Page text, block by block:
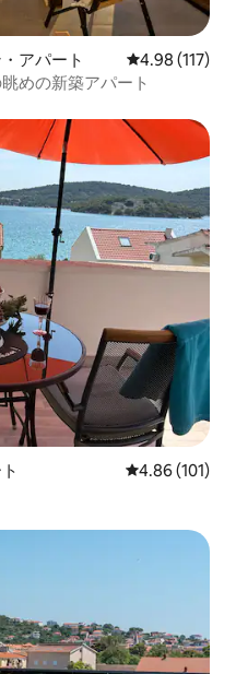
アパート レビュー117
4.98 (117)
めの新築アパート
レビュー101
4.86 (101)